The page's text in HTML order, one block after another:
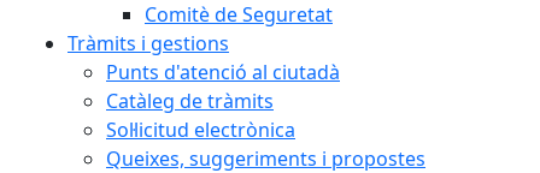
Comitè de Seguretat
Tràmits i gestions
Punts d'atenció al ciutadà
Catàleg de tràmits
Sol·licitud electrònica
Queixes, suggeriments i propostes